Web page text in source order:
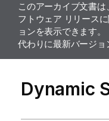
このアーカイブ文書
フトウェア リリース
ョンを表示できます。
代わりに最新バージョ
Dynamic